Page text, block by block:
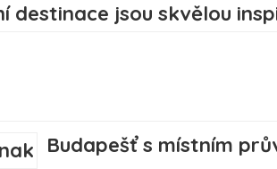
Budapešť s místním